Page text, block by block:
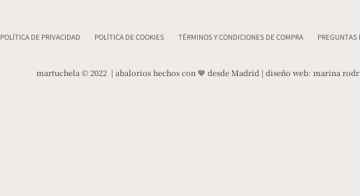
POLÍTICA DE PRIVACIDAD POLÍTICA DE COOKIES TÉRMINOS Y CONDICIONES DE COMPRA PREGUNTAS
martuchela © 2022 | abalorios hechos con 🤎 desde Madrid | diseño web: marina